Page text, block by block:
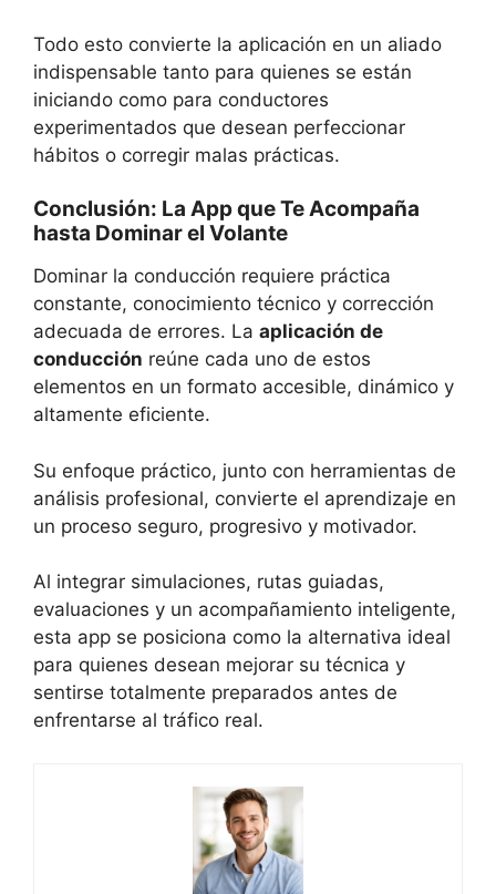
Todo esto convierte la aplicación en un aliado
indispensable tanto para quienes se están
iniciando como para conductores
experimentados que desean perfeccionar
hábitos o corregir malas prácticas.
Conclusión: La App que Te Acompaña
hasta Dominar el Volante
Dominar la conducción requiere práctica
constante, conocimiento técnico y corrección
adecuada de errores. La aplicación de
conducción reúne cada uno de estos
elementos en un formato accesible, dinámico y
altamente eficiente.
Su enfoque práctico, junto con herramientas de
análisis profesional, convierte el aprendizaje en
un proceso seguro, progresivo y motivador.
Al integrar simulaciones, rutas guiadas,
evaluaciones y un acompañamiento inteligente,
esta app se posiciona como la alternativa ideal
para quienes desean mejorar su técnica y
sentirse totalmente preparados antes de
enfrentarse al tráfico real.